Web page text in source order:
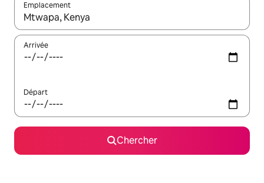
Emplacement
Quand les résultats sont affichés, parcourez-les en utilisant
Arrivée
Départ
Chercher